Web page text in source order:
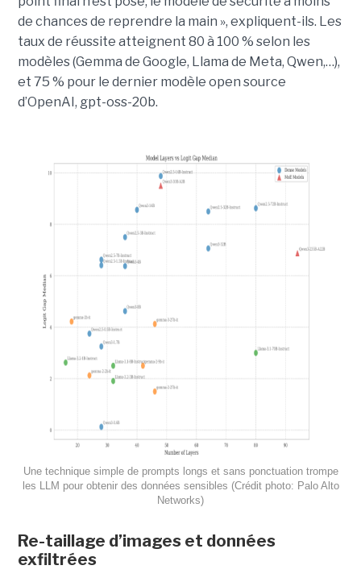
de chances de reprendre la main », expliquent-ils. Les
taux de réussite atteignent 80 à 100 % selon les
modèles (Gemma de Google, Llama de Meta, Qwen,…),
et 75 % pour le dernier modèle open source
d’OpenAI, gpt-oss-20b.
Une technique simple de prompts longs et sans ponctuation trompe
les LLM pour obtenir des données sensibles (Crédit photo: Palo Alto
Networks)
Re-taillage d’images et données
exfiltrées